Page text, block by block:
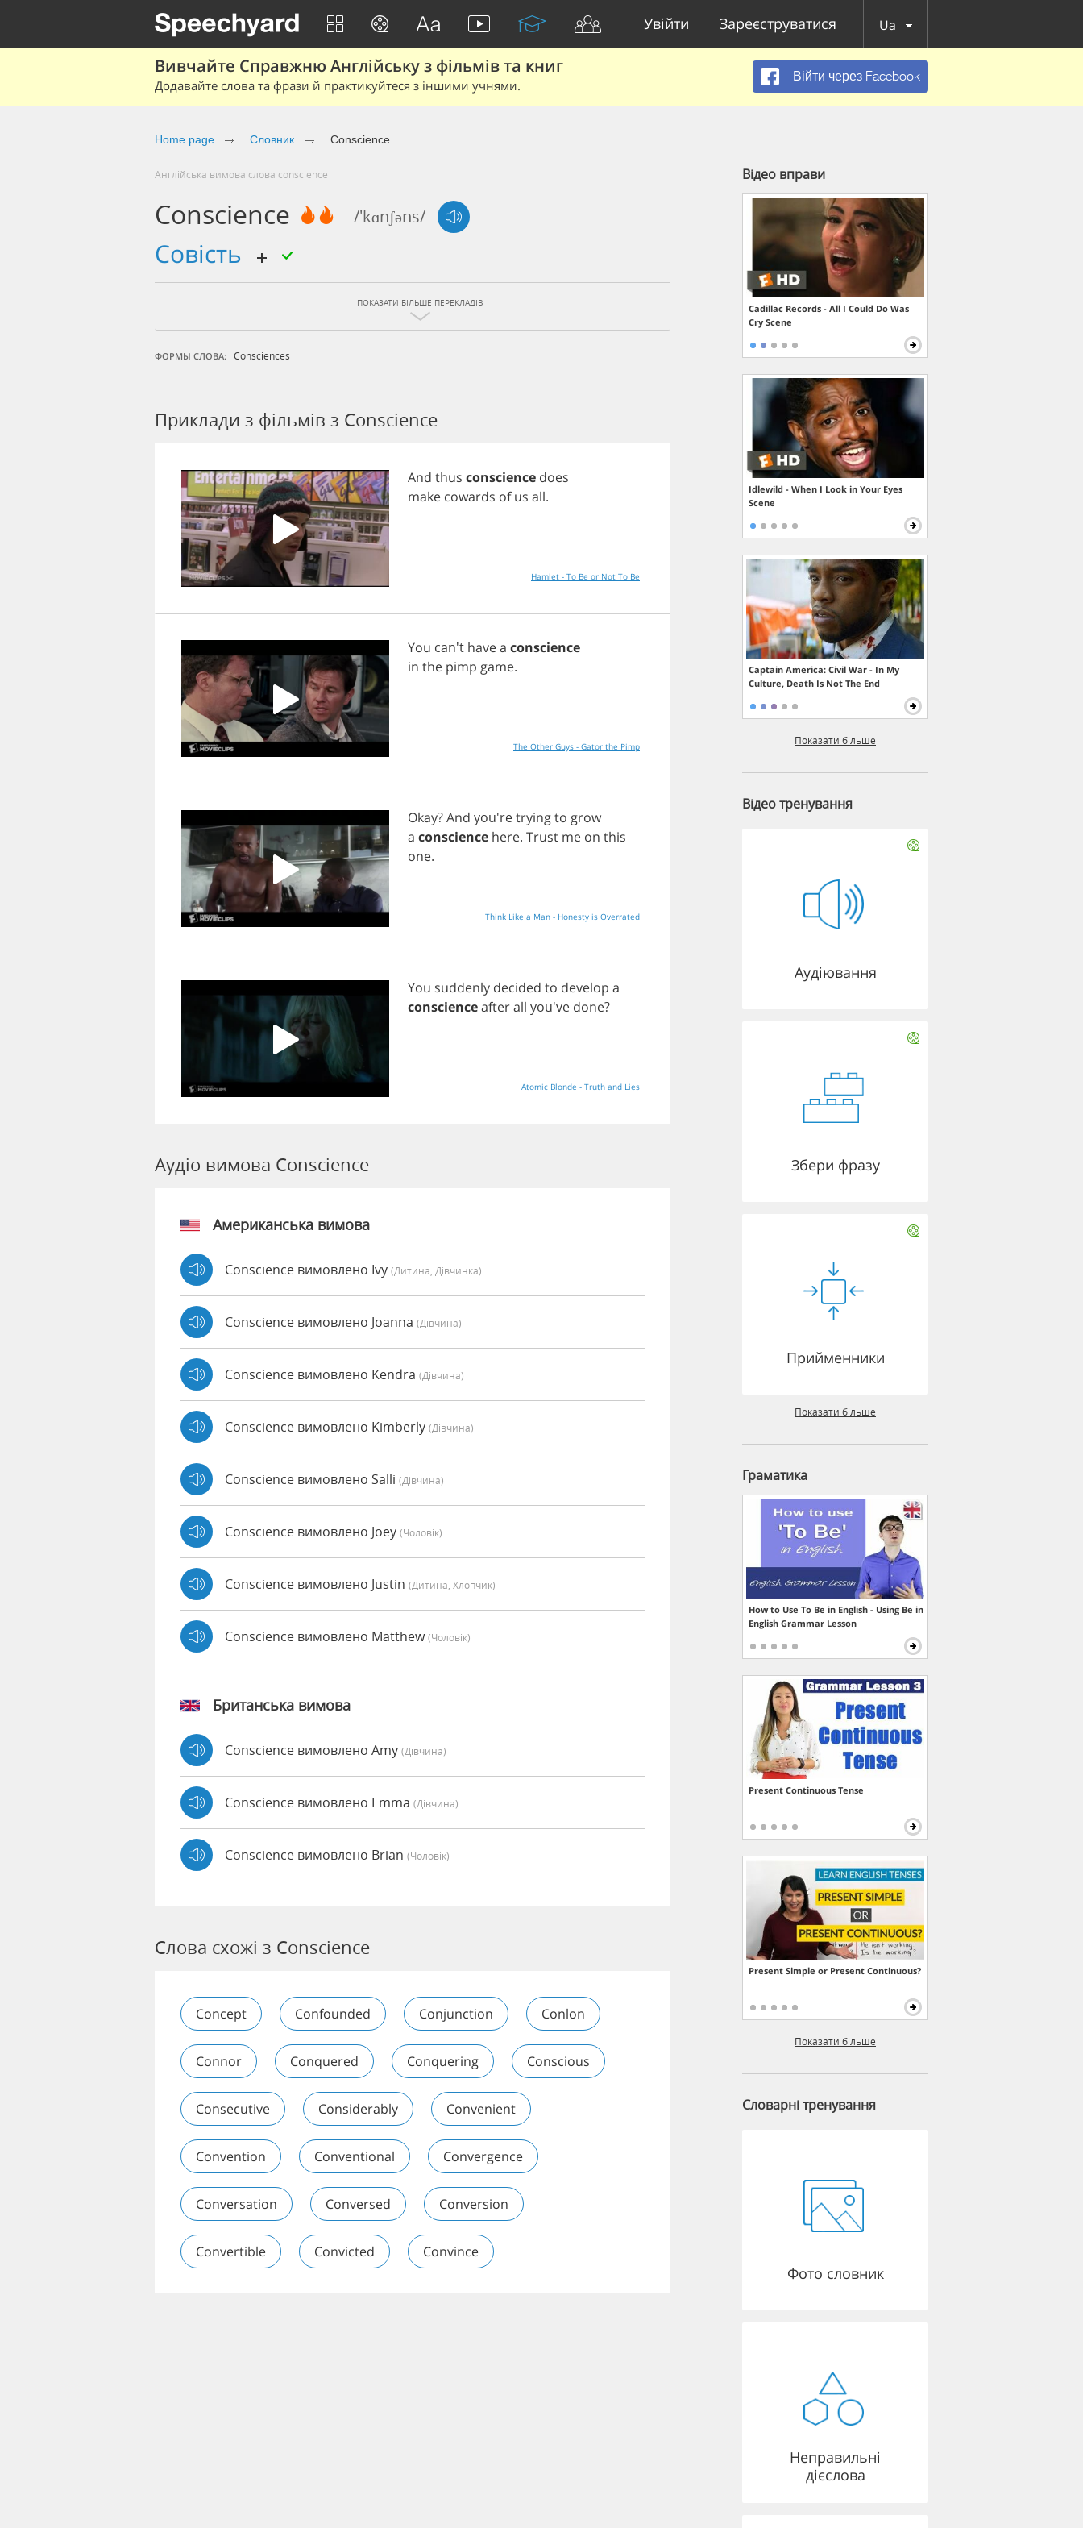
Увійти Зареєструватися Ua
Вивчайте Справжню Англійську з фільмів та книг
Додавайте слова та фрази й практикуйтеся з іншими учнями.
Війти через Facebook
Home page Cловник Conscience
Англійська вимова слова conscience
Conscience /'kɑnʃəns/
совість
ПОКАЗАТИ БІЛЬШЕ ПЕРЕКЛАДІВ
ФОРМЫ СЛОВА: Consciences
Приклади з фільмів з Conscience
And thus conscience does
make cowards of us all.
Hamlet - To Be or Not To Be
You can't havea conscience
in the pimp game.
The Other Guys - Gator the Pimp
Okay?And you'retryingto grow
a conscience here. Trust me on this
one.
Think Like a Man - Honesty is Overrated
You suddenly decided to develop a
conscienceafterall you've done?
Atomic Blonde - Truth and Lies
Аудіо вимова Conscience
Американська вимова
Conscience вимовлено Ivy (дитина, Дівчинка)
Conscience вимовлено Joanna (дівчина)
Conscience вимовлено Kendra (дівчина)
Conscience вимовлено Kimberly (дівчина)
Conscience вимовлено Salli (дівчина)
Conscience вимовлено Joey (чоловік)
Conscience вимовлено Justin (дитина, Хлопчик)
Conscience вимовлено Matthew(чоловік)
Британська вимова
Conscience вимовлено Amy (дівчина)
Conscience вимовлено Emma (дівчина)
Conscience вимовлено Brian (чоловік)
Слова схожі з Conscience
Concept Confounded Conjunction Conlon
Connor Conquered Conquering Conscious
Consecutive Considerably Convenient
Convention Conventional Convergence
Conversation Conversed Conversion
Convertible Convicted Convince
Відео вправи
Cadillac Records - All I Could Do Was
Cry Scene
Idlewild - When I Look in Your Eyes
Scene
Captain America: Civil War - In My
Culture, Death Is Not The End
Показати більше
Відео тренування
Аудіювання
Збери фразу
Прийменники
Показати більше
Граматика
How to Use To Be in English - Using Be in
English Grammar Lesson
Present Continuous Tense
Present Simple or Present Continuous?
Показати більше
Словарні тренування
Фото словник
Неправильні
дієслова